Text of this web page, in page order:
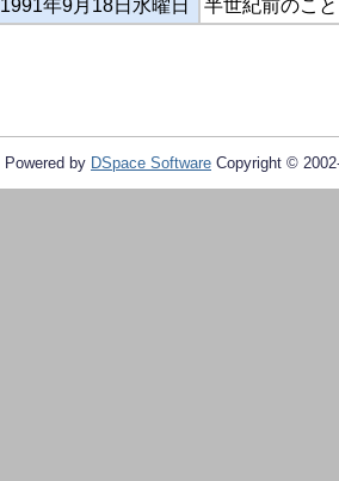
1991年9月18日水曜日
半世紀前のこと
Powered by DSpace Software Copyright ©